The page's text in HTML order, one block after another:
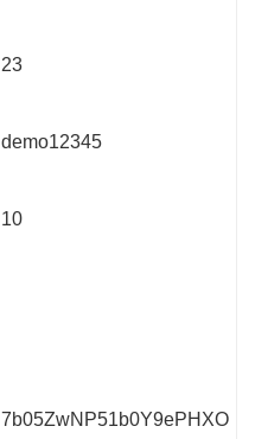
23
demo12345
10
7b05ZwNP51b0Y9ePHXO